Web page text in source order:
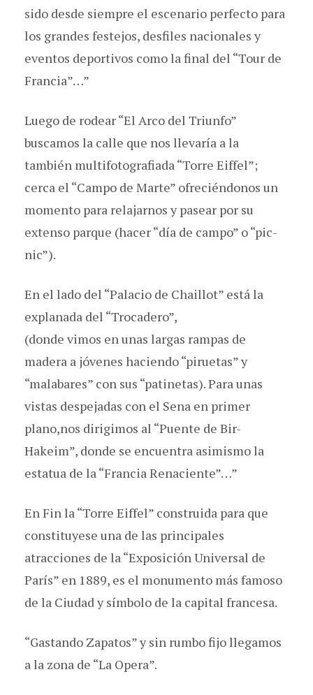
sido desde siempre el escenario perfecto para
los grandes festejos, desfiles nacionales y
eventos deportivos como la final del “Tour de
Francia”…”
Luego de rodear “El Arco del Triunfo”
buscamos la calle que nos llevaría a la
también multifotografiada “Torre Eiffel”;
cerca el “Campo de Marte” ofreciéndonos un
momento para relajarnos y pasear por su
extenso parque (hacer “día de campo” o “pic-
nic”).
En el lado del “Palacio de Chaillot” está la
explanada del “Trocadero”,
(donde vimos en unas largas rampas de
madera a jóvenes haciendo “piruetas” y
“malabares” con sus “patinetas). Para unas
vistas despejadas con el Sena en primer
plano,nos dirigimos al “Puente de Bir-
Hakeim”, donde se encuentra asimismo la
estatua de la “Francia Renaciente”…”
En Fin la “Torre Eiffel” construida para que
constituyese una de las principales
atracciones de la “Exposición Universal de
París” en 1889, es el monumento más famoso
de la Ciudad y símbolo de la capital francesa.
“Gastando Zapatos” y sin rumbo fijo llegamos
a la zona de “La Opera”.